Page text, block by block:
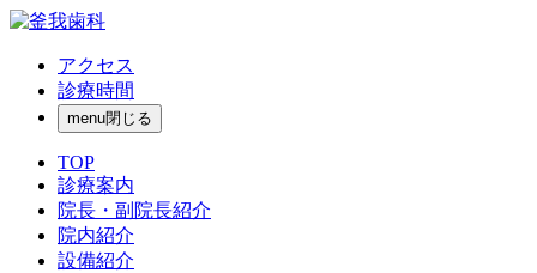
アクセス
診療時間
menu閉じる
TOP
診療案内
院長・副院長紹介
院内紹介
設備紹介